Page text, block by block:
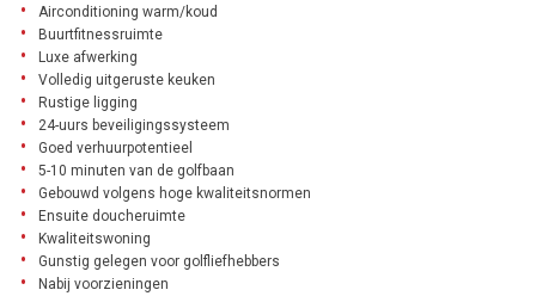
Airconditioning warm/koud
Buurtfitnessruimte
Luxe afwerking
Volledig uitgeruste keuken
Rustige ligging
24-uurs beveiligingssysteem
Goed verhuurpotentieel
5-10 minuten van de golfbaan
Gebouwd volgens hoge kwaliteitsnormen
Ensuite doucheruimte
Kwaliteitswoning
Gunstig gelegen voor golfliefhebbers
Nabij voorzieningen